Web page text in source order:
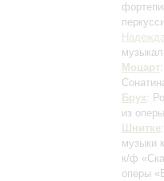
Моцарт
Брух:
из
Шнитке
музыки
к/ф
оперы